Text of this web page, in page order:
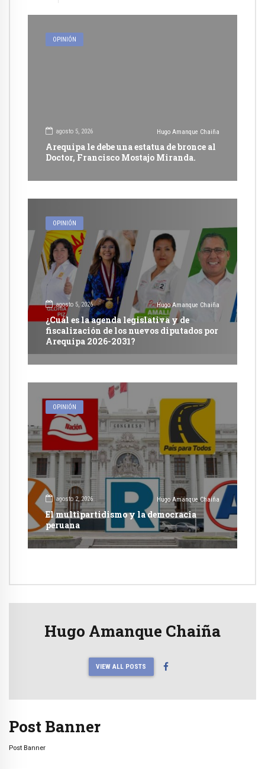
OPINIÓN
agosto 5, 2026 Hugo Amanque Chaiña
Arequipa le debe una estatua de bronce al
Doctor, Francisco Mostajo Miranda.
OPINIÓN
agosto 5, 2026 Hugo Amanque Chaiña
¿Cuál es la agenda legislativa y de
fiscalización de los nuevos diputados por
Arequipa 2026-2031?
OPINIÓN
agosto 2, 2026 Hugo Amanque Chaiña
El multipartidismo y la democracia
peruana
Hugo Amanque Chaiña
VIEW ALL POSTS
Post Banner
Post Banner